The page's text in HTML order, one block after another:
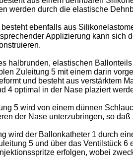
werden durch die elastische
ebenfalls aus
Applizierung kann sich
halbrunden, elastischen
Zuleitung 5 mit einem darin
und besteht aus verstärktem
4 optimal in der Nase plaziert
5 wird von einem dünnen
der Nase unterzubringen, so
wird der Ballonkatheter 1 durch
5 und über das Ventilstück
erfolgen, wobei